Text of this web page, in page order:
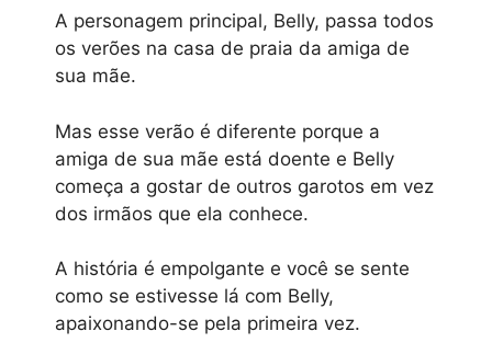
A personagem principal, Belly, passa todos
os verões na casa de praia da amiga de
sua mãe.
Mas esse verão é diferente porque a
amiga de sua mãe está doente e Belly
começa a gostar de outros garotos em vez
dos irmãos que ela conhece.
A história é empolgante e você se sente
como se estivesse lá com Belly,
apaixonando-se pela primeira vez.